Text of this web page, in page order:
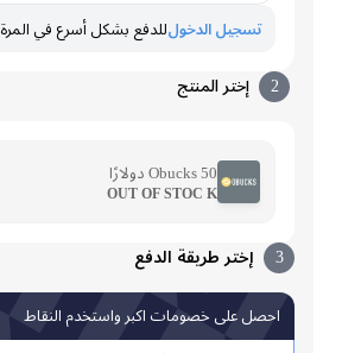
تسجيل الدخول للدفع بشكل أسرع في المرة القادمة
إختر المنتج
Obucks 50 دولارًا
OUT OF STOC K
إختر طريقة الدفع
احصل على خصومات اكبر واستخدم النقاط